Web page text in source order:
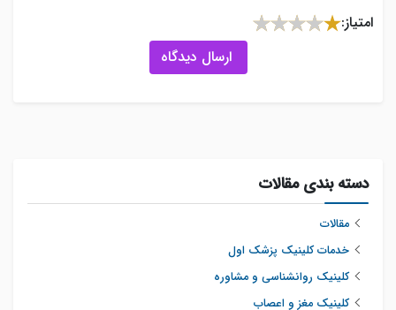
امتیاز:
ارسال دیدگاه
دسته بندی مقالات
مقالات
خدمات کلینیک پزشک اول
کلینیک روانشناسی و مشاوره
کلینیک مغز و اعصاب